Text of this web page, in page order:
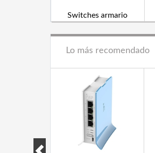
Switches armario
Lo más recomendado